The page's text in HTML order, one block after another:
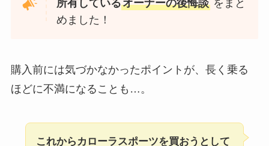
所有しているオーナーの後悔談 をまと
めました！
購入前には気づかなかったポイントが、長く乗る
ほどに不満になることも…。
これからカローラスポーツを買おうとして